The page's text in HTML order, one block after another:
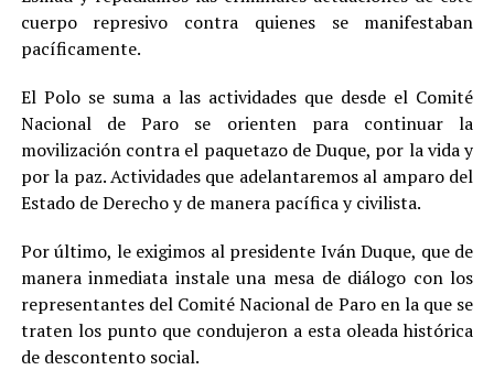
cuerpo represivo contra quienes se manifestaban
pacíficamente.
El Polo se suma a las actividades que desde el Comité
Nacional de Paro se orienten para continuar la
movilización contra el paquetazo de Duque, por la vida y
por la paz. Actividades que adelantaremos al amparo del
Estado de Derecho y de manera pacífica y civilista.
Por último, le exigimos al presidente Iván Duque, que de
manera inmediata instale una mesa de diálogo con los
representantes del Comité Nacional de Paro en la que se
traten los punto que condujeron a esta oleada histórica
de descontento social.